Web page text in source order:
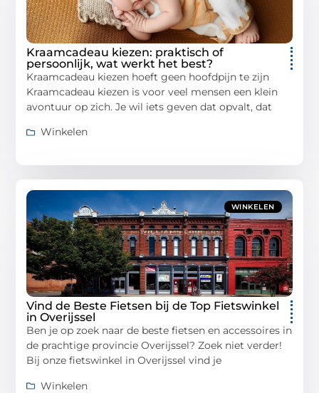
Kraamcadeau kiezen: praktisch of
persoonlijk, wat werkt het best?
Kraamcadeau kiezen hoeft geen hoofdpijn te zijn
Kraamcadeau kiezen is voor veel mensen een klein
avontuur op zich. Je wil iets geven dat opvalt, dat
Winkelen
WINKELEN
Vind de Beste Fietsen bij de Top Fietswinkel
in Overijssel
Ben je op zoek naar de beste fietsen en accessoires in
de prachtige provincie Overijssel? Zoek niet verder!
Bij onze fietswinkel in Overijssel vind je
Winkelen